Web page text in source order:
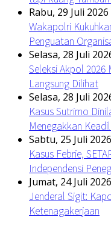
Rabu, 29 Juli 2026
Wakapolri
Penguatan
Selasa, 28 Juli
Seleksi Akpol
Langsung Dilihat
Selasa, 28 Juli
Kasus Sutrimo
Menegakkan
Sabtu, 25 Juli 2026
Kasus Febrie,
Independensi
Jumat, 24 Juli 2026
Jenderal Sigit:
Ketenagakerjaan